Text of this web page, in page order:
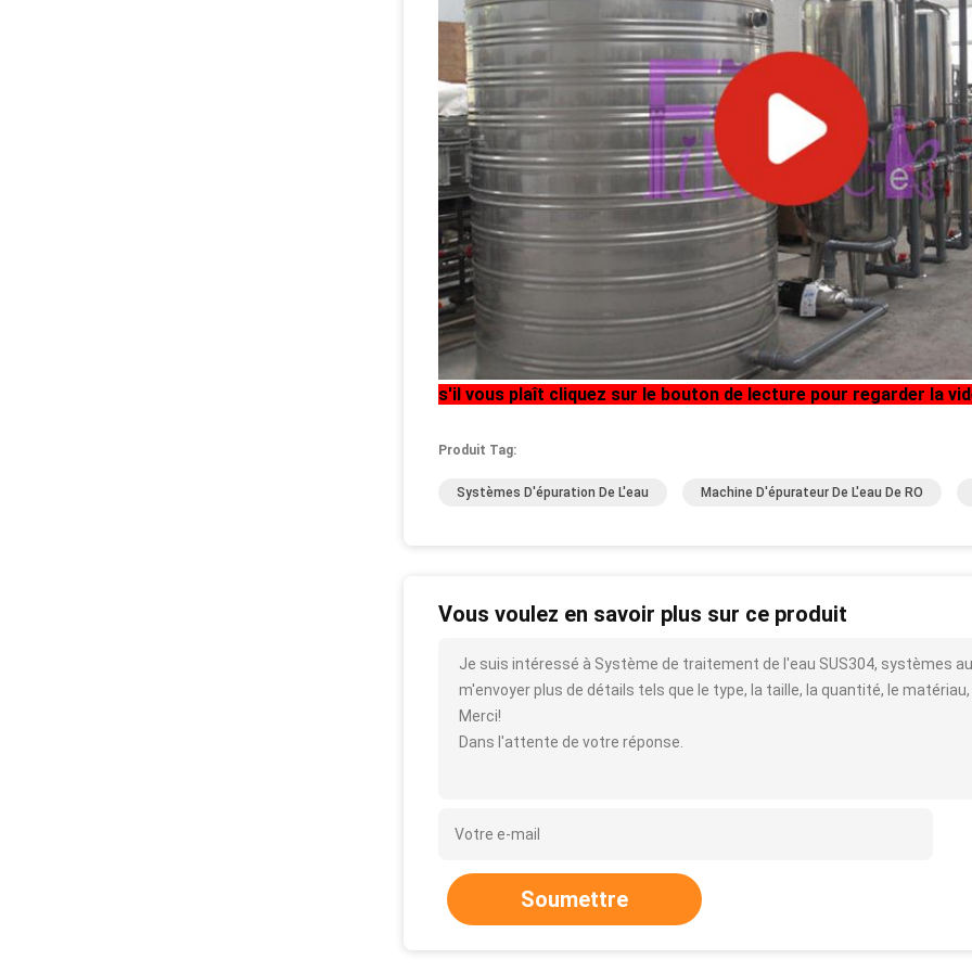
s'il vous plaît cliquez sur le bouton de lecture pour regarder la
Produit Tag:
Systèmes D'épuration De L'eau Machine D'épurateur De L'eau De RO
Vous voulez en savoir plus sur ce produit
Je suis intéressé à Système de traitement de l'eau SUS304, systèmes
m'envoyer plus de détails tels que le type, la taille, la quantité, le
Merci!
Dans l'attente de votre réponse.
Soumettre